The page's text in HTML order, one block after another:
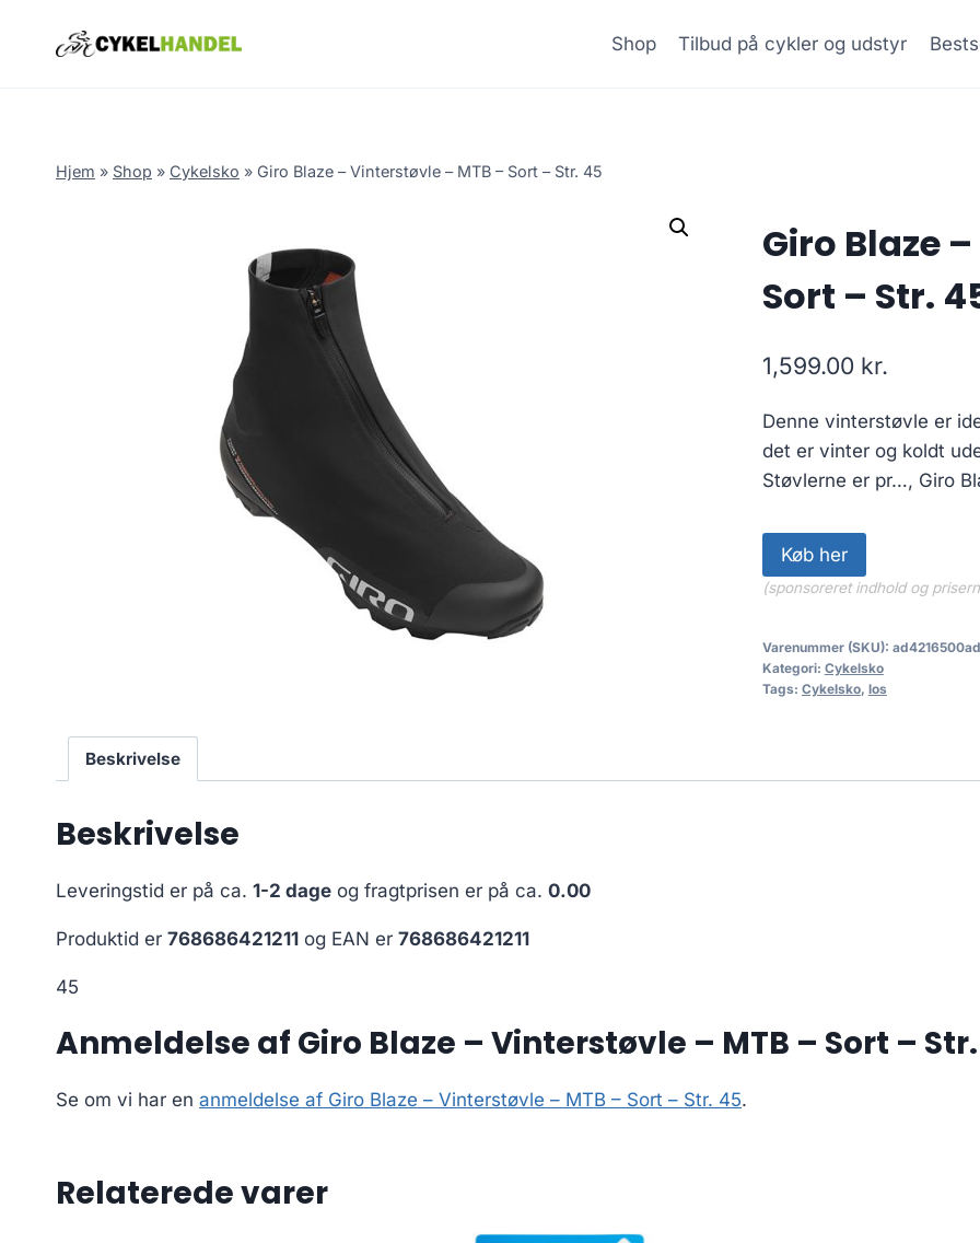
Shop Tilbud på cykler og udstyr
Hjem » Shop » Cykelsko » Giro Blaze – Vinterstøvle – MTB – Sort – Str. 45
Giro Blaze
Sort – Str.
1,599.00 kr.
Denne vinterstøvle er
det er vinter og koldt
Støvlerne er pr…, Giro
Køb her
(sponsoreret indhold og
Varenummer (SKU):
Kategori: Cykelsko
Tags: Cykelsko, los
Beskrivelse
Beskrivelse
Leveringstid er på ca. 1-2 dage og fragtprisen er på ca. 0.00
Produktid er 768686421211 og EAN er 768686421211
45
Anmeldelse af Giro Blaze – Vinterstøvle – MTB – Sort –
Se om vi har en anmeldelse af Giro Blaze – Vinterstøvle – MTB – Sort – Str. 45.
Relaterede varer